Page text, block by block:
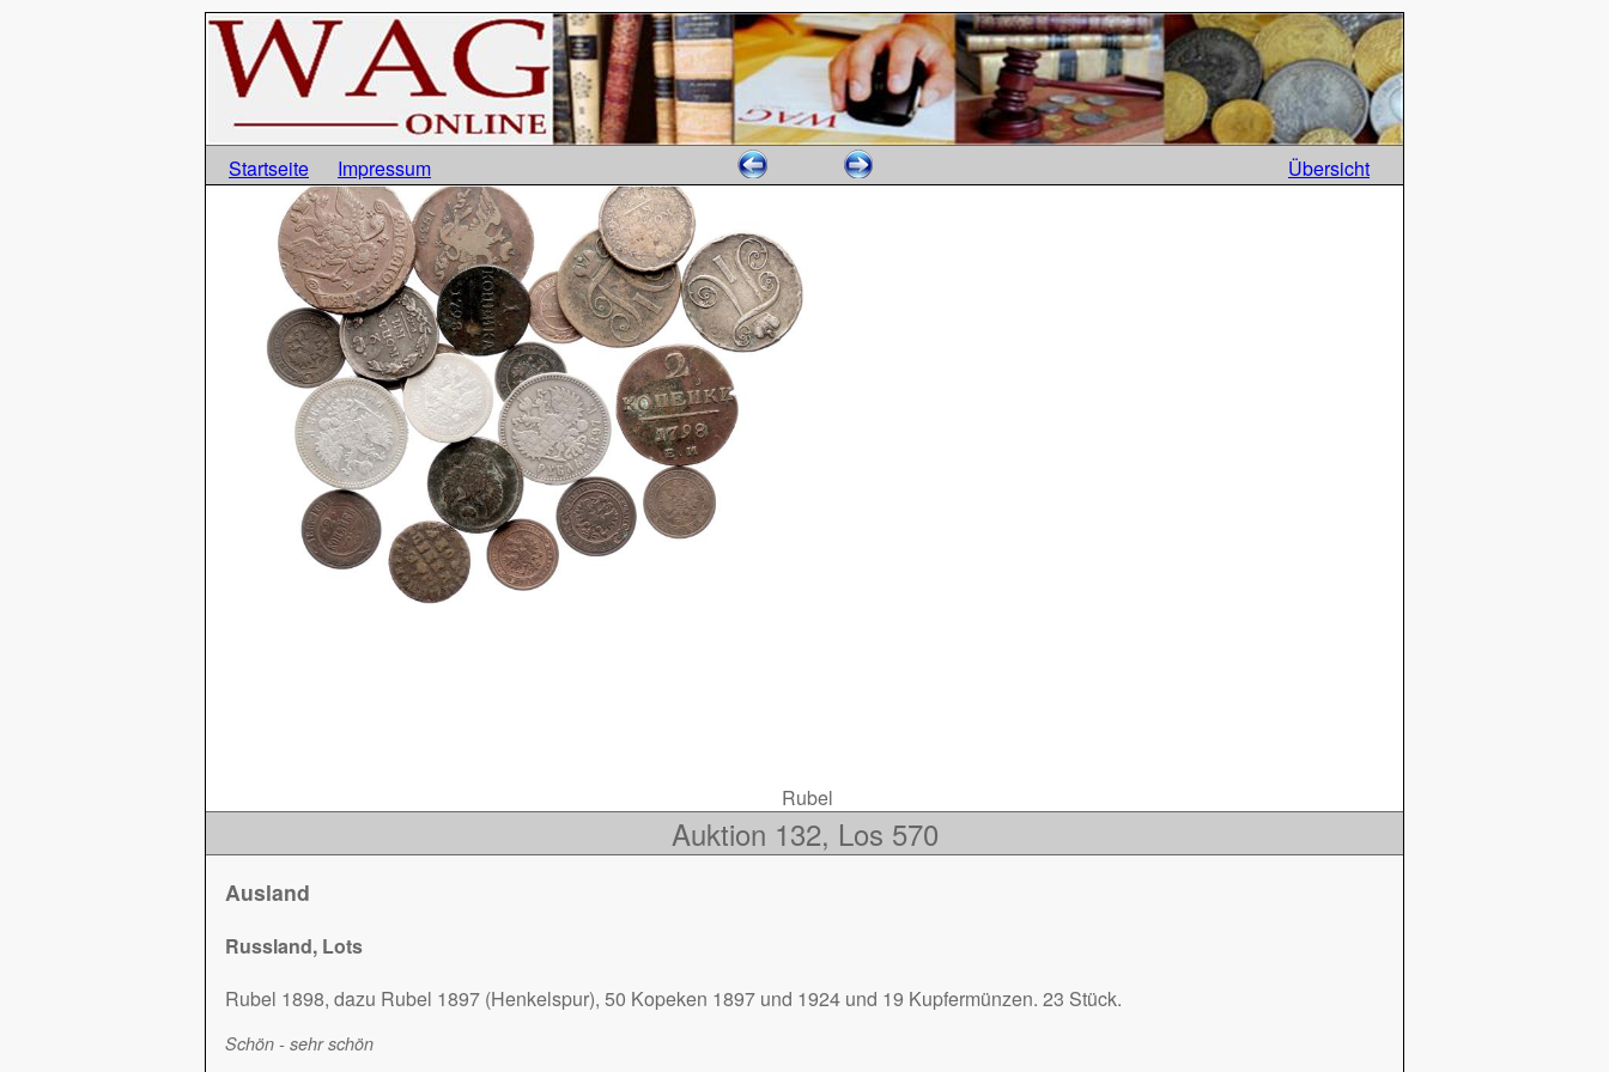
Startseite Impressum Übersicht
Rubel
Auktion 132, Los 570
Ausland
Russland, Lots
Rubel 1898, dazu Rubel 1897 (Henkelspur), 50 Kopeken 1897 und 1924 und 19 Kupfermünzen. 23 Stück.
Schön - sehr schön